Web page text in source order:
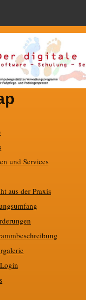
und Services
aus der Praxis